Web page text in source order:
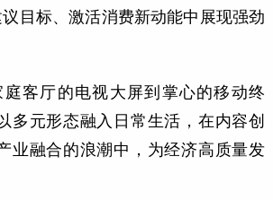
议目标、激活消费新动能中展现强劲
客厅的电视大屏到掌心的移动终
多元形态融入日常生活，在内容创
业融合的浪潮中，为经济高质量发